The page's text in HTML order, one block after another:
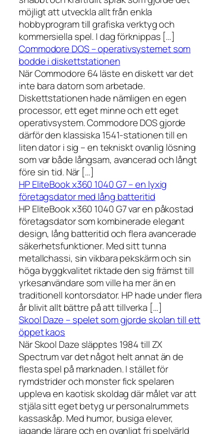
möjligt att utveckla allt från enkla
hobbyprogram till grafiska verktyg och
kommersiella spel. I dag förknippas […]
Commodore DOS – operativsystemet som
bodde i diskettstationen
När Commodore 64 läste en diskett var det
inte bara datorn som arbetade.
Diskettstationen hade nämligen en egen
processor, ett eget minne och ett eget
operativsystem. Commodore DOS gjorde
därför den klassiska 1541-stationen till en
liten dator i sig – en tekniskt ovanlig lösning
som var både långsam, avancerad och långt
före sin tid. När […]
HP EliteBook x360 1040 G7 – en lyxig
företagsdator med lång batteritid
HP EliteBook x360 1040 G7 var en påkostad
företagsdator som kombinerade elegant
design, lång batteritid och flera avancerade
säkerhetsfunktioner. Med sitt tunna
metallchassi, sin vikbara pekskärm och sin
höga byggkvalitet riktade den sig främst till
yrkesanvändare som ville ha mer än en
traditionell kontorsdator. HP hade under flera
år blivit allt bättre på att tillverka […]
Skool Daze – spelet som gjorde skolan till ett
öppet kaos
När Skool Daze släpptes 1984 till ZX
Spectrum var det något helt annat än de
flesta spel på marknaden. I stället för
rymdstrider och monster fick spelaren
uppleva en kaotisk skoldag där målet var att
stjäla sitt eget betyg ur personalrummets
kassaskåp. Med humor, busiga elever,
jagande lärare och en ovanligt fri spelvärld